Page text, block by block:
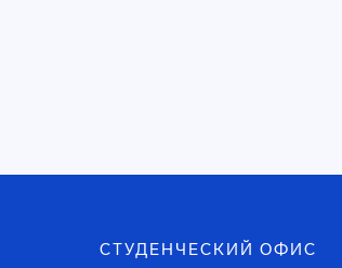
СТУДЕНЧЕСКИЙ ОФИС